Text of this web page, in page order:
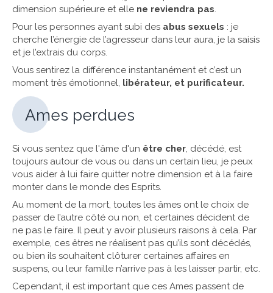
dimension supérieure et elle ne reviendra pas.
Pour les personnes ayant subi des abus sexuels : je
cherche l’énergie de l’agresseur dans leur aura, je la saisis
et je l’extrais du corps.
Vous sentirez la différence instantanément et c’est un
moment très émotionnel, libérateur, et purificateur.
Ames perdues
Si vous sentez que l'âme d'un être cher, décédé, est
toujours autour de vous ou dans un certain lieu, je peux
vous aider à lui faire quitter notre dimension et à la faire
monter dans le monde des Esprits.
Au moment de la mort, toutes les âmes ont le choix de
passer de l’autre côté ou non, et certaines décident de
ne pas le faire. Il peut y avoir plusieurs raisons à cela. Par
exemple, ces êtres ne réalisent pas qu’ils sont décédés,
ou bien ils souhaitent clôturer certaines affaires en
suspens, ou leur famille n’arrive pas à les laisser partir, etc.
Cependant, il est important que ces Ames passent de